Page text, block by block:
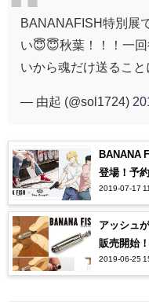
BANANAFISH特別
い😇😇秋葉！！！一
いから魂だけ送るこ
— 由起 (@sol1724)
BANANA
登場！予
2019-07-17
アッシュ
販売開始
2019-06-25